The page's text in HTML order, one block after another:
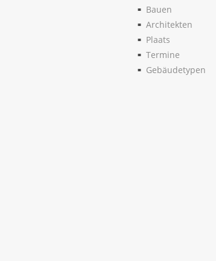
Bauen
Architekten
Plaats
Termine
Gebäudetypen